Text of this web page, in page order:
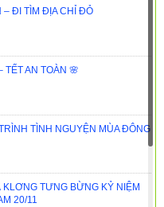
09/7/2018 về việc Triển
năm 2018
tạo đại học tại tỉnh Đắk
hệ chính quy; tuyển sinh
đào tạo giáo viên hệ chính
– ĐI TÌM ĐỊA CHỈ ĐỎ
AN TOÀN 🌸
TÌNH NGUYỆN MÙA ĐÔNG
TƯNG BỪNG KỶ NIỆM
20/11